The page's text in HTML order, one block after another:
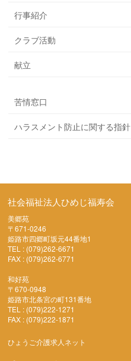
行事紹介
クラブ活動
献立
苦情窓口
ハラスメント防止に関する指針
社会福祉法人ひめじ福寿会
美郷苑
〒671-0246
姫路市四郷町坂元44番地1
TEL : (079)262-6671
FAX : (079)262-6771
和好苑
〒670-0948
姫路市北条宮の町131番地
TEL : (079)222-1271
FAX : (079)222-1871
ひょうご介護求人ネット